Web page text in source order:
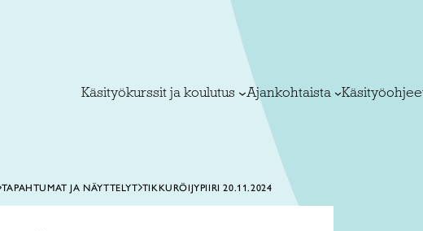
Käsityökurssit ja koulutus Ajankohtaista
TAPAHTUMAT JA NÄYTTELYT TIKKURÖIJYPIIRI 20.11.2024